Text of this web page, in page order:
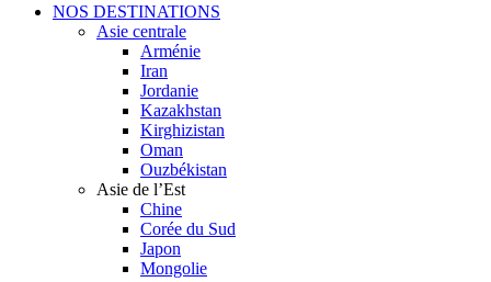
Close
NOS DESTINATIONS
Asie centrale
Arménie
Iran
Jordanie
Kazakhstan
Kirghizistan
Oman
Ouzbékistan
Asie de l’Est
Chine
Corée du Sud
Japon
Mongolie